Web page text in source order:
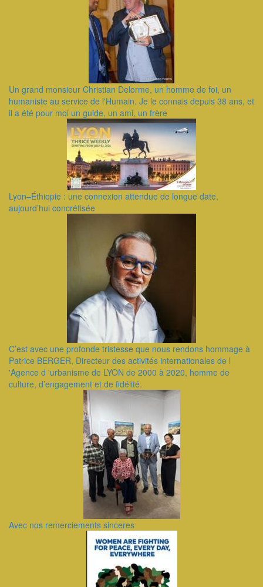
Un grand monsieur Christian Delorme, un homme de foi, un
humaniste au service de l'Humain. Je le connais depuis 38 ans, et
il a été pour moi un guide, un ami, un frère
Lyon–Éthiopie : une connexion attendue de longue date,
aujourd’hui concrétisée
C’est avec une profonde tristesse que nous rendons hommage à
Patrice BERGER, Directeur des activités internationales de l
'Agence d 'urbanisme de LYON de 2000 à 2020, homme de
culture, d’engagement et de fidélité.
Avec nos remerciements sinceres